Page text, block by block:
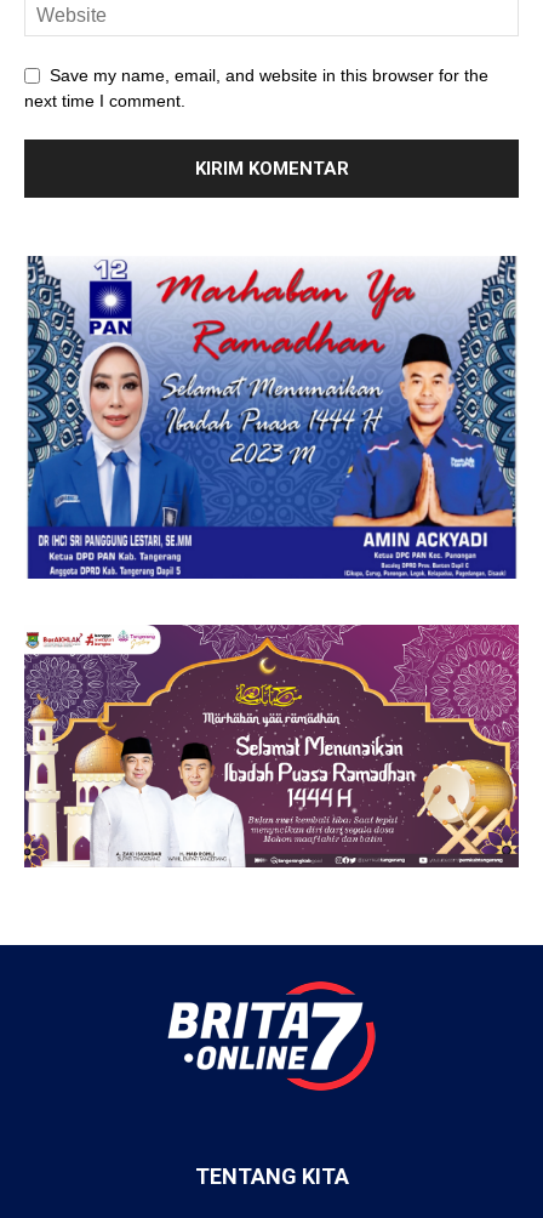
Save my name, email, and website in this browser for the
next time I comment.
TENTANG KITA